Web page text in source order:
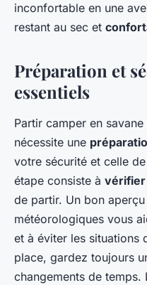
inconfortable en une
restant au sec et
Préparation et
essentiels
Partir camper en
nécessite une
votre sécurité et celle
étape consiste à vérifier
de partir. Un bon
météorologiques vous
et à éviter les situations
place, gardez toujours
changements de temps.